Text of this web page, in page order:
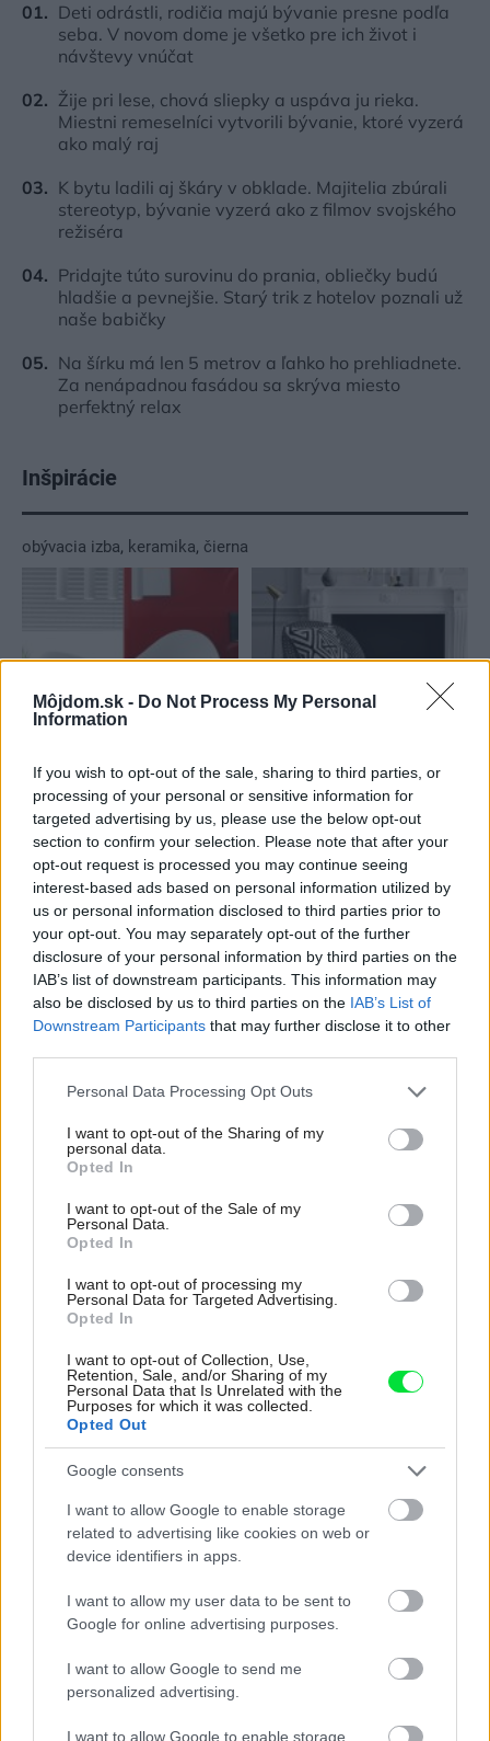
Môjdom.sk - Do Not Process My Personal
Information
If you wish to opt-out of the sale, sharing to third parties, or
processing of your personal or sensitive information for
targeted advertising by us, please use the below opt-out
section to confirm your selection. Please note that after your
opt-out request is processed you may continue seeing
interest-based ads based on personal information utilized by
us or personal information disclosed to third parties prior to
your opt-out. You may separately opt-out of the further
disclosure of your personal information by third parties on the
IAB’s list of downstream participants. This information may
also be disclosed by us to third parties on the IAB’s List of
Downstream Participants that may further disclose it to other
Please note that this website/app uses one or more Google
not limited to your visit or usage behaviour. You may click to
grant or deny consent to Google and its third-party tags to
use your data for below specified purposes in below Google
consent section.
Personal Data Processing Opt Outs
I want to opt-out of the Sharing of my
personal data.
Opted In
I want to opt-out of the Sale of my
Personal Data.
Opted In
I want to opt-out of processing my
Personal Data for Targeted Advertising.
Opted In
I want to opt-out of Collection, Use,
Retention, Sale, and/or Sharing of my
Personal Data that Is Unrelated with the
Purposes for which it was collected.
Opted Out
Google consents
I want to allow Google to enable storage
related to advertising like cookies on web or
device identifiers in apps.
I want to allow my user data to be sent to
Google for online advertising purposes.
I want to allow Google to send me
personalized advertising.
I want to allow Google to enable storage
Deti odrástli, rodičia majú bývanie presne podľa
seba. V novom dome je všetko pre ich život i
návštevy vnúčat
Žije pri lese, chová sliepky a uspáva ju rieka.
Miestni remeselníci vytvorili bývanie, ktoré vyzerá
ako malý raj
K bytu ladili aj škáry v obklade. Majitelia zbúrali
stereotyp, bývanie vyzerá ako z filmov svojského
režiséra
Pridajte túto surovinu do prania, obliečky budú
hladšie a pevnejšie. Starý trik z hotelov poznali už
naše babičky
Na šírku má len 5 metrov a ľahko ho prehliadnete.
Za nenápadnou fasádou sa skrýva miesto
perfektný relax
Inšpirácie
obývacia izba, keramika, čierna
Najnovšie príspevky
Re: Takto sa rieši málo úložného miesta. V tomto byte
Re: Takto sa rieši málo úložného miesta. V tomto byte
stačil jeden prvok | Môjdom.sk
Dizajn je to nádherný, tá brezová preglejka a čisté línie vyzerajú super.
Re: Toto je najväčší mýtus pri ošetrení dreva a môže vás
clovek by cakal ze vysusene drahe drevo bolo predtym naparovane aby
sa zbavilo zarodkov skodcov...
Najnovšie časopisy